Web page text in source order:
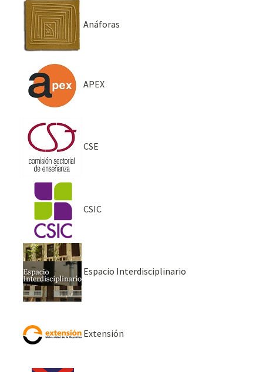
Anáforas
APEX
CSE
CSIC
Espacio Interdisciplinario
Extensión